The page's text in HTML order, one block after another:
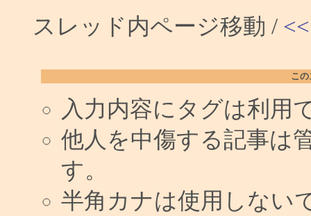
スレッド内ページ移動 / <<
こ
入力内容にタグは利用
他人を中傷する記事は
す。
半角カナは使用しない